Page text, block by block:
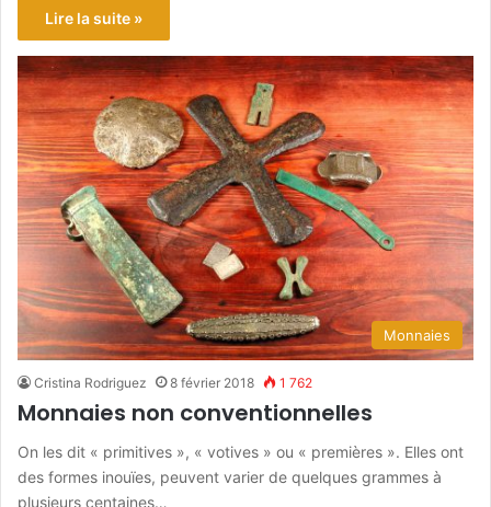
Lire la suite »
Monnaies
Cristina Rodriguez 8 février 2018 1 762
Monnaies non conventionnelles
On les dit « primitives », « votives » ou « premières ». Elles ont
des formes inouïes, peuvent varier de quelques grammes à
plusieurs centaines…